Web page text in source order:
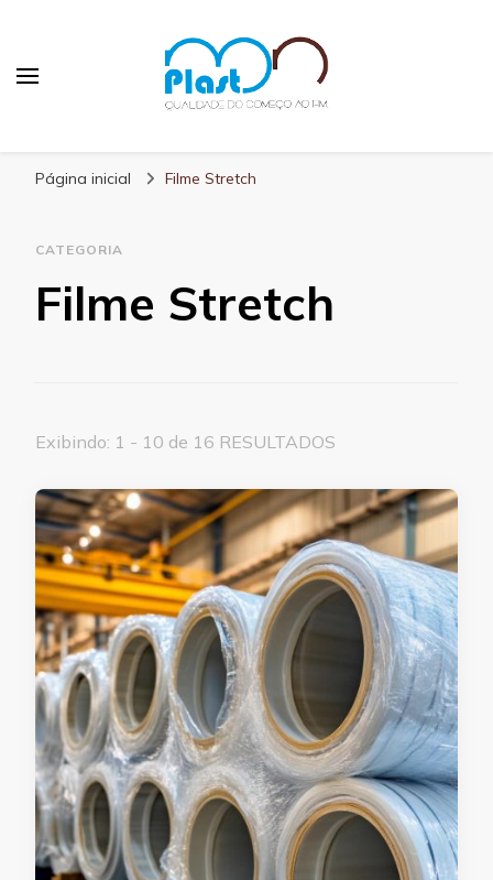
Página inicial Filme Stretch
CATEGORIA
Filme Stretch
Exibindo: 1 - 10 de 16 RESULTADOS